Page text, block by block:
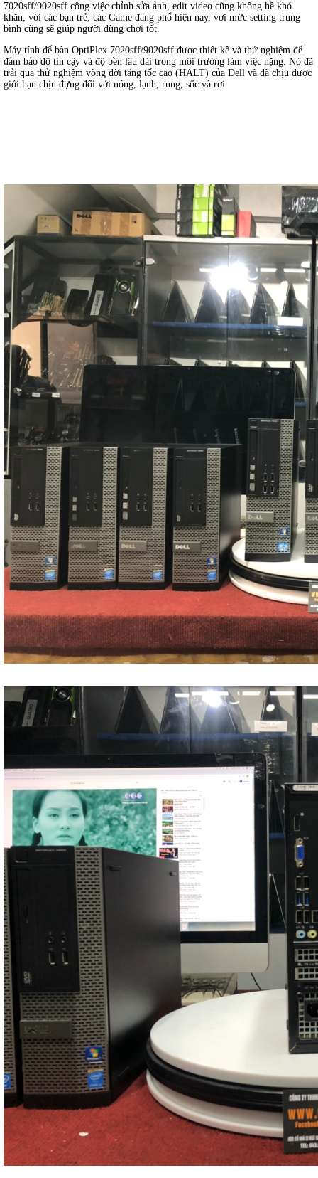
7020sff/9020sff công việc chỉnh sửa ảnh, edit video cũng không hề khó
khăn, với các bạn trẻ, các Game đang phổ hiện nay, với mức setting trung
bình cũng sẽ giúp người dùng chơi tốt.
Máy tính để bàn OptiPlex 7020sff/9020sff được thiết kế và thử nghiệm để
đảm bảo độ tin cậy và độ bền lâu dài trong môi trường làm việc nặng. Nó đã
trải qua thử nghiệm vòng đời tăng tốc cao (HALT) của Dell và đã chịu được
giới hạn chịu đựng đối với nóng, lạnh, rung, sốc và rơi.